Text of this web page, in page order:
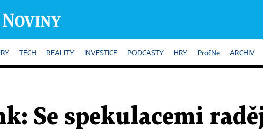
TECH REALITY INVESTICE PODCASTY HRY PročNe ARCHIV
Se spekulacemi